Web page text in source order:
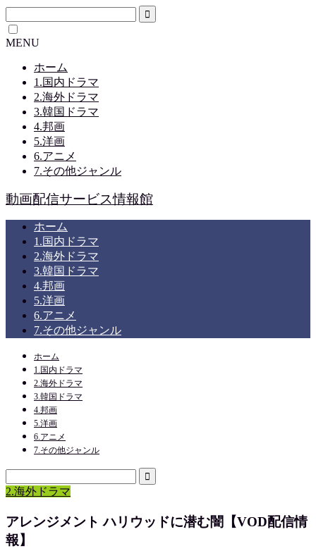
MENU
ホーム
1.国内ドラマ
2.海外ドラマ
3.韓国ドラマ
4.邦画
5.洋画
6.アニメ
7.その他ジャンル
動画配信サービス情報館
ホーム
1.国内ドラマ
2.海外ドラマ
3.韓国ドラマ
4.邦画
5.洋画
6.アニメ
7.その他ジャンル
ホーム
1.国内ドラマ
2.海外ドラマ
3.韓国ドラマ
4.邦画
5.洋画
6.アニメ
7.その他ジャンル
2.海外ドラマ
アレンジメント ハリウッドに潜む闇【VOD配信情
報】